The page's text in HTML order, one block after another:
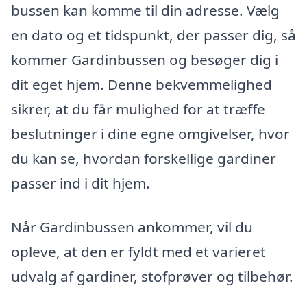
bussen kan komme til din adresse. Vælg
en dato og et tidspunkt, der passer dig, så
kommer Gardinbussen og besøger dig i
dit eget hjem. Denne bekvemmelighed
sikrer, at du får mulighed for at træffe
beslutninger i dine egne omgivelser, hvor
du kan se, hvordan forskellige gardiner
passer ind i dit hjem.
Når Gardinbussen ankommer, vil du
opleve, at den er fyldt med et varieret
udvalg af gardiner, stofprøver og tilbehør.